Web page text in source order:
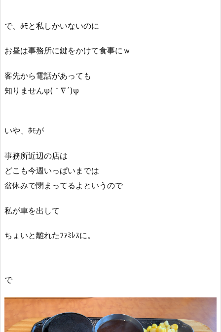
で、ﾎﾓと私しかいないのに
お昼は事務所に鍵をかけて食事にｗ
客先から電話があっても
知りませんψ(｀∇´)ψ
いや、ﾎﾓが
事務所近辺の店は
どこも今週いっぱいまでは
盆休みで閉まってるよというので
私が車を出して
ちょいと離れたﾌｧﾐﾚｽに。
で